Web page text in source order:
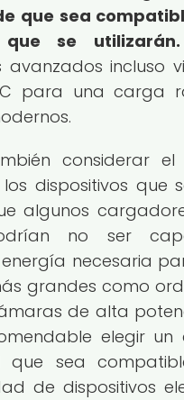
que sea
que se utilizarán.
avanzados incluso
C para una carga
considerar
dispositivos que
algunos
no ser
energía necesaria
grandes como
de alta
elegir
que sea
de dispositivos